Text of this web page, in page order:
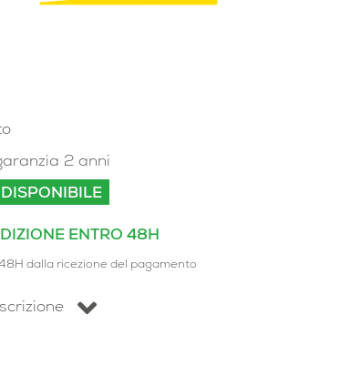
2 anni
DISPONIBILE
ENTRO 48H
dalla ricezione del pagamento